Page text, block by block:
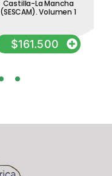
Castilla-La Mancha
(SESCAM). Volumen 1
$161.500